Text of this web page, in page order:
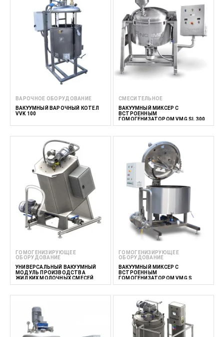
ВАРОЧНОЕ ОБОРУДОВАНИЕ
ВАКУУМНЫЙ ВАРОЧНЫЙ КОТЕЛ
VVK 100
СМЕСИТЕЛЬНОЕ
ВАКУУМНЫЙ МИКСЕР С
ВСТРОЕННЫМ
ГОМОГЕНИЗАТОРОМ VMG SL 300
ГОМОГЕНИЗИРУЮЩЕЕ
ОБОРУДОВАНИЕ
УНИВЕРСАЛЬНЫЙ ВАКУУМНЫЙ
МОДУЛЬ ПРОИЗВОДСТВА
ЖИДКИХ МОЛОЧНЫХ СМЕСЕЙ
МОРОЖЕНОГО 100
ГОМОГЕНИЗИРУЮЩЕЕ
ОБОРУДОВАНИЕ
ВАКУУМНЫЙ МИКСЕР С
ВСТРОЕННЫМ
ГОМОГЕНИЗАТОРОМ VMG S